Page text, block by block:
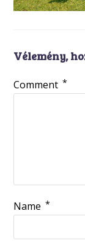
Vélemény,
Comment *
Name *